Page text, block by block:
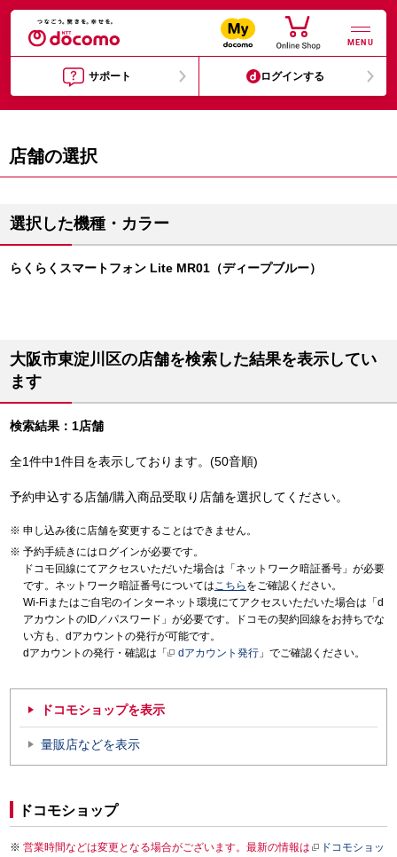
MENU
サポート ログインする
店舗の選択
選択した機種・カラー
らくらくスマートフォン Lite MR01（ディープブルー）
大阪市東淀川区の店舗を検索した結果を表示してい
ます
検索結果：1店舗
全1件中1件目を表示しております。(50音順)
予約申込する店舗/購入商品受取り店舗を選択してください。
申し込み後に店舗を変更することはできません。
予約手続きにはログインが必要です。
ドコモ回線にてアクセスいただいた場合は「ネットワーク暗証番号」が必要
です。ネットワーク暗証番号についてはこちら をご確認ください。
Wi-Fiまたはご自宅のインターネット環境にてアクセスいただいた場合は「d
アカウントのID／パスワード」が必要です。ドコモの契約回線をお持ちでな
い方も、dアカウントの発行が可能です。
dアカウントの発行・確認は「
dアカウント発行 」でご確認ください。
ドコモショップを表示
量販店などを表示
ドコモショップ
営業時間などは変更となる場合がございます。最新の情報は
ドコモショッ